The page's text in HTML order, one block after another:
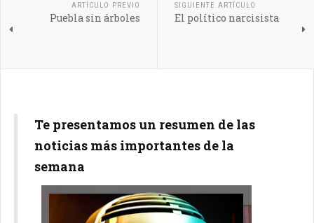
ARTÍCULO PREVIO
Puebla sin árboles
SIGUIENTE ARTÍCULO
El político narcisista
Te presentamos un resumen de las
noticias más importantes de la
semana